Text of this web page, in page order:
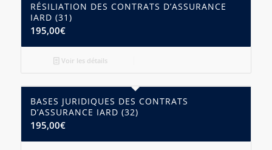
RÉSILIATION DES CONTRATS D’ASSURANCE
IARD (31)
195,00€
Voir les détails
BASES JURIDIQUES DES CONTRATS
D’ASSURANCE IARD (32)
195,00€